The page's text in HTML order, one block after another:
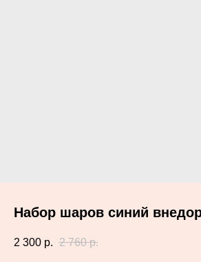
Набор шаров синий
2 300 р. 2 760 р.